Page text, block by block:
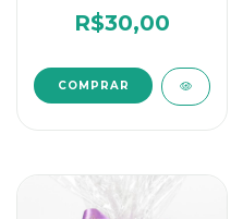
R$30,00